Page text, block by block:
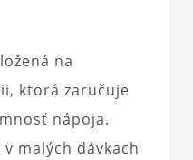
na
ktorá zaručuje
nápoja.
malých dávkach